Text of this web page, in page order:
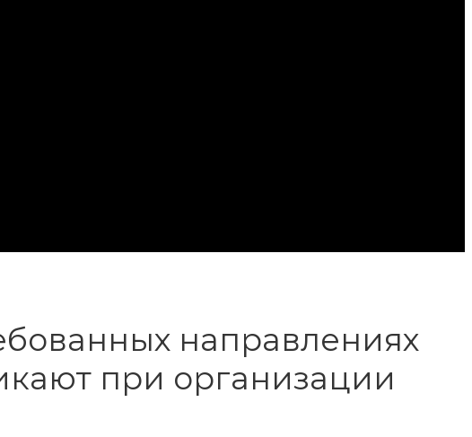
направлениях
при организации